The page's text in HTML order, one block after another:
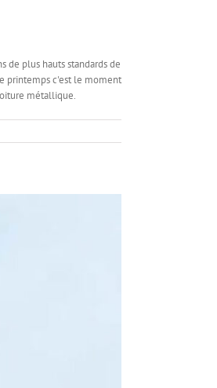
de plus hauts standards de
printemps c'est le moment
métallique.